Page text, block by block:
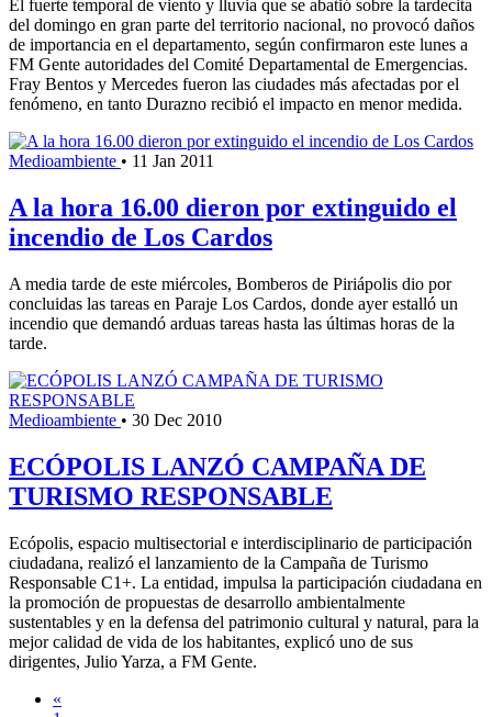
El fuerte temporal de viento y lluvia que se abatió sobre la tardecita
del domingo en gran parte del territorio nacional, no provocó daños
de importancia en el departamento, según confirmaron este lunes a
FM Gente autoridades del Comité Departamental de Emergencias.
Fray Bentos y Mercedes fueron las ciudades más afectadas por el
fenómeno, en tanto Durazno recibió el impacto en menor medida.
Medioambiente • 11 Jan 2011
A la hora 16.00 dieron por extinguido el
incendio de Los Cardos
A media tarde de este miércoles, Bomberos de Piriápolis dio por
concluidas las tareas en Paraje Los Cardos, donde ayer estalló un
incendio que demandó arduas tareas hasta las últimas horas de la
tarde.
Medioambiente • 30 Dec 2010
ECÓPOLIS LANZÓ CAMPAÑA DE
TURISMO RESPONSABLE
Ecópolis, espacio multisectorial e interdisciplinario de participación
ciudadana, realizó el lanzamiento de la Campaña de Turismo
Responsable C1+. La entidad, impulsa la participación ciudadana en
la promoción de propuestas de desarrollo ambientalmente
sustentables y en la defensa del patrimonio cultural y natural, para la
mejor calidad de vida de los habitantes, explicó uno de sus
dirigentes, Julio Yarza, a FM Gente.
«